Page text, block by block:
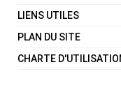
LIENS UTILES
PLAN DU SITE
CHARTE